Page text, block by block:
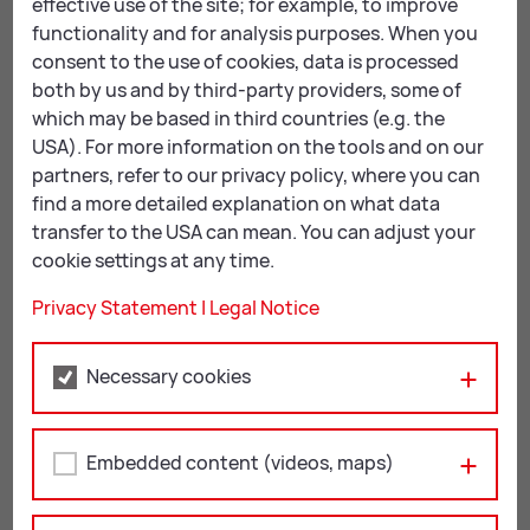
Vögeln, Sternen und Glocken
ARTS & CULTURE
09.12.26
Kreativ-Workshop: Kunstvoller Papierschmuck
effective use of the site; for example, to improve
functionality and for analysis purposes. When you
consent to the use of cookies, data is processed
both by us and by third-party providers, some of
which may be based in third countries (e.g. the
USA). For more information on the tools and on our
partners, refer to our privacy policy, where you can
find a more detailed explanation on what data
transfer to the USA can mean. You can adjust your
cookie settings at any time.
Privacy Statement | Legal Notice
Necessary cookies
Embedded content (videos, maps)